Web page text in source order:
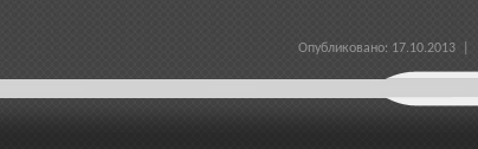
Опубликовано: 17.10.2013 |